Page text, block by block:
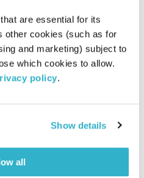
are essential for its
other cookies (such as for
and marketing) subject to
which cookies to allow.
policy.
Show details
all
שיחות טרנספורמטיביות
אסי זיגדון
03.09.17
00:56:39
אסי זיגדון ונטאלי בן דוד חוזרים